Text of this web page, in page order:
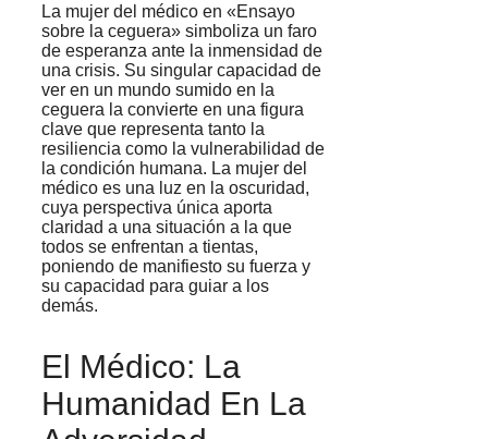
La mujer del médico en «Ensayo
sobre la ceguera» simboliza un faro
de esperanza ante la inmensidad de
una crisis. Su singular capacidad de
ver en un mundo sumido en la
ceguera la convierte en una figura
clave que representa tanto la
resiliencia como la vulnerabilidad de
la condición humana. La mujer del
médico es una luz en la oscuridad,
cuya perspectiva única aporta
claridad a una situación a la que
todos se enfrentan a tientas,
poniendo de manifiesto su fuerza y
su capacidad para guiar a los
demás.
El Médico: La
Humanidad En La